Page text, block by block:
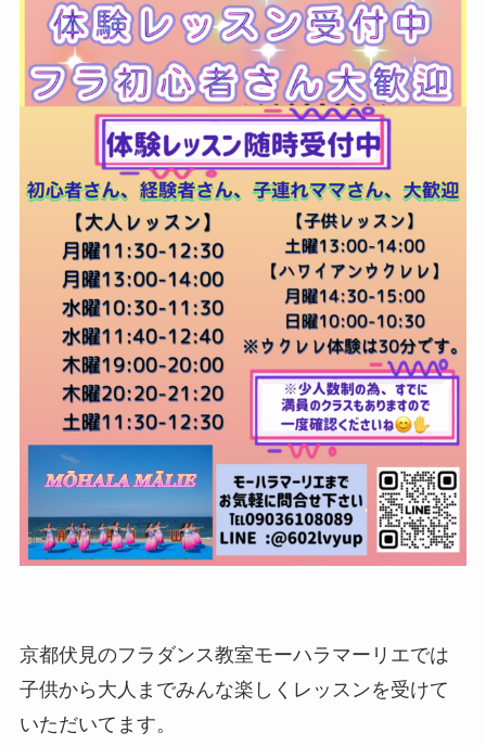
京都伏見のフラダンス教室モーハラマーリエでは
子供から大人までみんな楽しくレッスンを受けて
いただいてます。